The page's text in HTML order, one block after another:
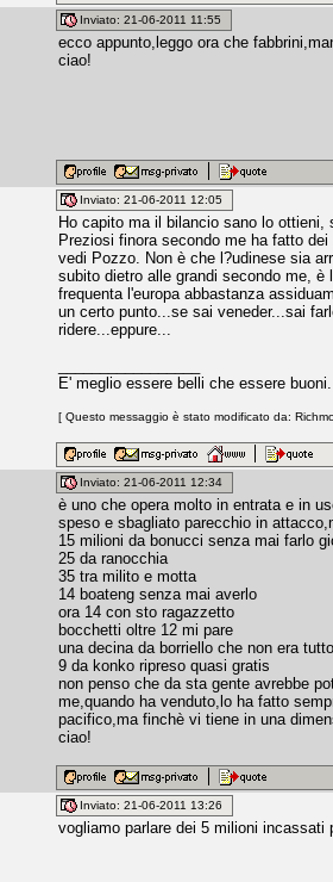
Inviato: 21-06-2011 11:55
ecco appunto,leggo ora che
ciao!
Inviato: 21-06-2011 12:05
Ho capito ma il bilancio sano lo
Preziosi finora secondo me ha fatto
vedi Pozzo. Non è che l?udinese sia
subito dietro alle grandi secondo me,
frequenta l'europa abbastanza
un certo punto...se sai veneder...sai
ridere...eppure...
E' meglio essere belli che essere
[ Questo messaggio è stato modificato da:
Inviato: 21-06-2011 12:34
è uno che opera molto in entrata e in
speso e sbagliato parecchio in
15 milioni da bonucci senza mai farlo
25 da ranocchia
35 tra milito e motta
14 boateng senza mai averlo
ora 14 con sto ragazzetto
bocchetti oltre 12 mi pare
una decina da borriello che non era
9 da konko ripreso quasi gratis
non penso che da sta gente avrebbe
me,quando ha venduto,lo ha fatto
pacifico,ma finchè vi tiene in una
ciao!
Inviato: 21-06-2011 13:26
vogliamo parlare dei 5 milioni incassati